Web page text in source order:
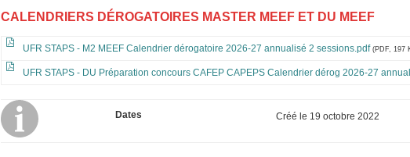
CALENDRIERS DÉROGATOIRES MASTER MEEF ET DU MEEF
UFR STAPS - M2 MEEF Calendrier dérogatoire 2026-27 annualisé 2 sessions.pdf(PDF, 197
UFR STAPS - DU Préparation concours CAFEP CAPEPS Calendrier dérog 2026-27
Dates Créé le 19 octobre 2022